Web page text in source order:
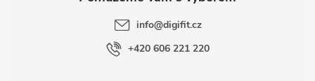
info@digifit.cz
+420 606 221 220